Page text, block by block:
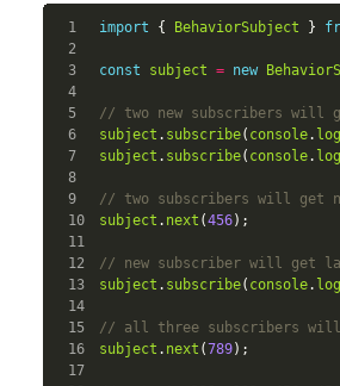
1
2
3
4
5
6
7
8
9
10
11
12
13
14
15
16
17
import { BehaviorSubject }
const subject = new
// two new subscribers will
subject . subscribe( console. log
subject . subscribe( console. log
// two subscribers will get
subject . next (456);
// new subscriber will get
subject . subscribe( console. log
// all three subscribers will
subject . next (789);